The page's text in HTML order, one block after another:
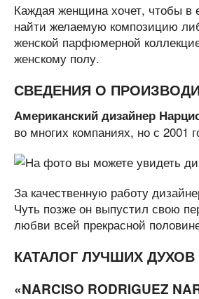
Каждая женщина хочет, чтобы в
найти желаемую композицию
женской парфюмерной
женскому полу.
СВЕДЕНИЯ О
Американский дизайнер
во многих компаниях, но с 2001
За качественную работу
Чуть позже он выпустил свою
любви всей прекрасной
КАТАЛОГ ЛУЧШИХ
«NARCISO RODRIGUEZ